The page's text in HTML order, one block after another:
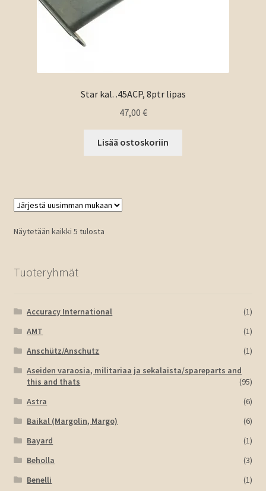
Star kal. .45ACP, 8ptr lipas
47,00 €
Lisää ostoskoriin
Näytetään kaikki 5 tulostaSorted
Tuoteryhmät
Accuracy International
(1)
AMT
(1)
Anschütz/Anschutz
(1)
Aseiden varaosia, militariaa ja sekalaista/spareparts and
this and thats
(95)
Astra
(6)
Baikal (Margolin, Margo)
(6)
Bayard
(1)
Beholla
(3)
Benelli
(1)